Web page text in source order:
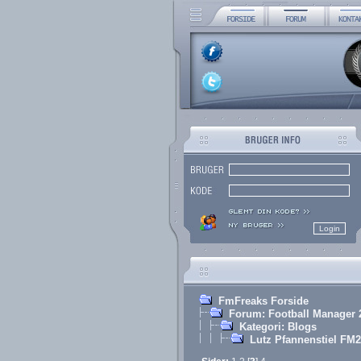
FmFreaks Forside
Forum: Football Manager
Kategori: Blogs
Lutz Pfannenstiel